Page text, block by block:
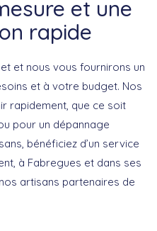
et une
rapide
et nous vous fournirons un
et à votre budget. Nos
rapidement, que ce soit
pour un dépannage
, bénéficiez d’un service
à Fabregues et dans ses
artisans partenaires de